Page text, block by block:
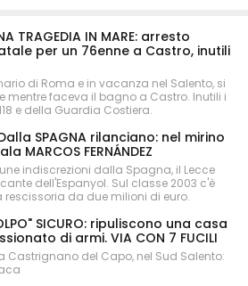
TRAGEDIA IN MARE: arresto
per un 76enne a Castro, inutili
di Roma e in vacanza nel Salento, si
mentre faceva il bagno a Castro. Inutili i
e della Guardia Costiera.
Dalla SPAGNA rilanciano: nel mirino
MARCOS FERNÁNDEZ
indiscrezioni dalla Spagna, il Lecce
dell'Espanyol. Sul classe 2003 c'è
da due milioni di euro.
SICURO: ripuliscono una casa
di armi. VIA CON 7 FUCILI
Castrignano del Capo, nel Sud Salento: